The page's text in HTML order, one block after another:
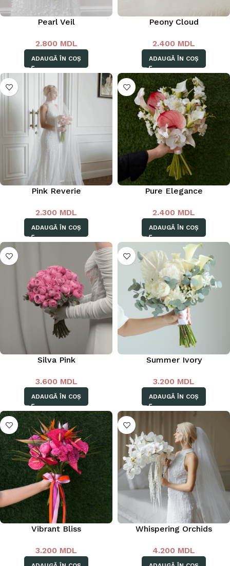
Pearl Veil
2.800 MDL
ADAUGĂ ÎN COȘ
Peony Cloud
2.400 MDL
ADAUGĂ ÎN COȘ
Pink Reverie
2.300 MDL
ADAUGĂ ÎN COȘ
Pure Elegance
2.400 MDL
ADAUGĂ ÎN COȘ
Silva Pink
3.600 MDL
ADAUGĂ ÎN COȘ
Summer Ivory
3.200 MDL
ADAUGĂ ÎN COȘ
Vibrant Bliss
3.200 MDL
Whispering Orchids
4.200 MDL